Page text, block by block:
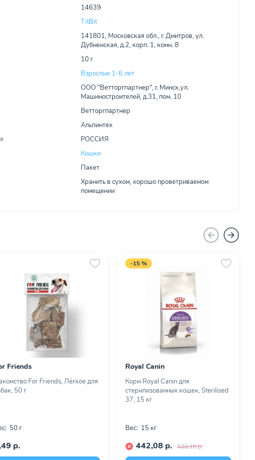
14639
TitBit
141801, Московская обл., г. Дмитров, ул.
Дубненская, д.2, корп. 1, комн. 8
10 г
Взрослые 1-6 лет
ООО "Ветторгпартнер", г. Минск,ул.
Машиностроителей, д.31, пом. 10
Ветторгпартнер
Альпинтех
РОССИЯ
Кошки
Пакет
Хранить в сухом, хорошо проветриваемом
помещении
Friends
For Friends, Лёгкое для
50 г
50 г
р.
-15 %
Royal Canin
Корм Royal Canin для
стерилизованных кошек, Sterilised
37, 15 кг
Вес: 15 кг
442,08 р. 520,10 р.